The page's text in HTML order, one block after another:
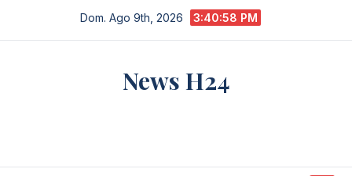
Dom. Ago 9th, 2026 3:41:00 PM
News H24